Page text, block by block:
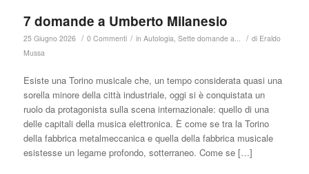
7 domande a Umberto Milanesio
25 Giugno 2026 / 0 Commenti / in Autologia, Sette domande a... / di Eraldo
Mussa
Esiste una Torino musicale che, un tempo considerata quasi una
sorella minore della città industriale, oggi si è conquistata un
ruolo da protagonista sulla scena internazionale: quello di una
delle capitali della musica elettronica. È come se tra la Torino
della fabbrica metalmeccanica e quella della fabbrica musicale
esistesse un legame profondo, sotterraneo. Come se […]